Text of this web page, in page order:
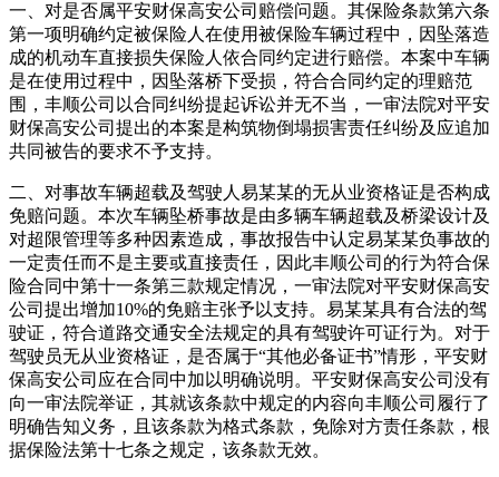
一、对是否属平安财保高安公司赔偿问题。其保险条款第六条
第一项明确约定被保险人在使用被保险车辆过程中，因坠落造
成的机动车直接损失保险人依合同约定进行赔偿。本案中车辆
是在使用过程中，因坠落桥下受损，符合合同约定的理赔范
围，丰顺公司以合同纠纷提起诉讼并无不当，一审法院对平安
财保高安公司提出的本案是构筑物倒塌损害责任纠纷及应追加
共同被告的要求不予支持。
二、对事故车辆超载及驾驶人易某某的无从业资格证是否构成
免赔问题。本次车辆坠桥事故是由多辆车辆超载及桥梁设计及
对超限管理等多种因素造成，事故报告中认定易某某负事故的
一定责任而不是主要或直接责任，因此丰顺公司的行为符合保
险合同中第十一条第三款规定情况，一审法院对平安财保高安
公司提出增加10%的免赔主张予以支持。易某某具有合法的驾
驶证，符合道路交通安全法规定的具有驾驶许可证行为。对于
驾驶员无从业资格证，是否属于“其他必备证书”情形，平安财
保高安公司应在合同中加以明确说明。平安财保高安公司没有
向一审法院举证，其就该条款中规定的内容向丰顺公司履行了
明确告知义务，且该条款为格式条款，免除对方责任条款，根
据保险法第十七条之规定，该条款无效。